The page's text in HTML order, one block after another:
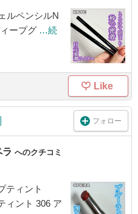
ルペンシルN
ープグ …続
Like
フォロー
へのクチコミ
ティント
ィント 306 ア